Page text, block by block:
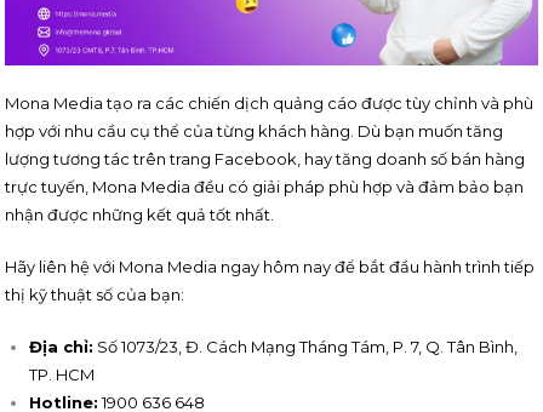
Mona Media tạo ra các chiến dịch quảng cáo được tùy chỉnh và phù
hợp với nhu cầu cụ thể của từng khách hàng. Dù bạn muốn tăng
lượng tương tác trên trang Facebook, hay tăng doanh số bán hàng
trực tuyến, Mona Media đều có giải pháp phù hợp và đảm bảo bạn
nhận được những kết quả tốt nhất.
Hãy liên hệ với Mona Media ngay hôm nay để bắt đầu hành trình tiếp
thị kỹ thuật số của bạn:
Địa chỉ: Số 1073/23, Đ. Cách Mạng Tháng Tám, P. 7, Q. Tân Bình,
TP. HCM
Hotline:1900 636 648